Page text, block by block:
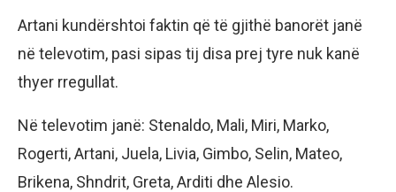
Artani kundërshtoi faktin që të gjithë banorët janë
në televotim, pasi sipas tij disa prej tyre nuk kanë
thyer rregullat.
Në televotim janë: Stenaldo, Mali, Miri, Marko,
Rogerti, Artani, Juela, Livia, Gimbo, Selin, Mateo,
Brikena, Shndrit, Greta, Arditi dhe Alesio.